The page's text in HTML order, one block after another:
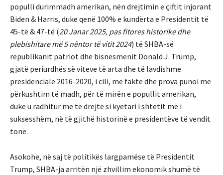
populli durimmadh amerikan, nën drejtimin e çiftit injorant
Biden & Harris, duke qenë 100% e kundërta e Presidentit të
45-të & 47-të (20 Janar 2025, pas fitores historike dhe
plebishitare më5 nëntor të vitit2024) të SHBA-së
republikanit patriot dhe bisnesmenit Donald J. Trump,
gjatë periurdhës së viteve të arta dhe të lavdishme
presidenciale 2016-2020, i cili, me fakte dhe prova punoi me
përkushtim të madh, për të mirën e popullit amerikan,
duke u radhitur me të drejtë si kyetari i shtetit më i
suksesshëm, në të gjithë historinë e presidentëve të vendit
tonë.
Asokohe, në saj të politikës largpamëse të Presidentit
Trump, SHBA-ja arritën një zhvillim ekonomik shumë të